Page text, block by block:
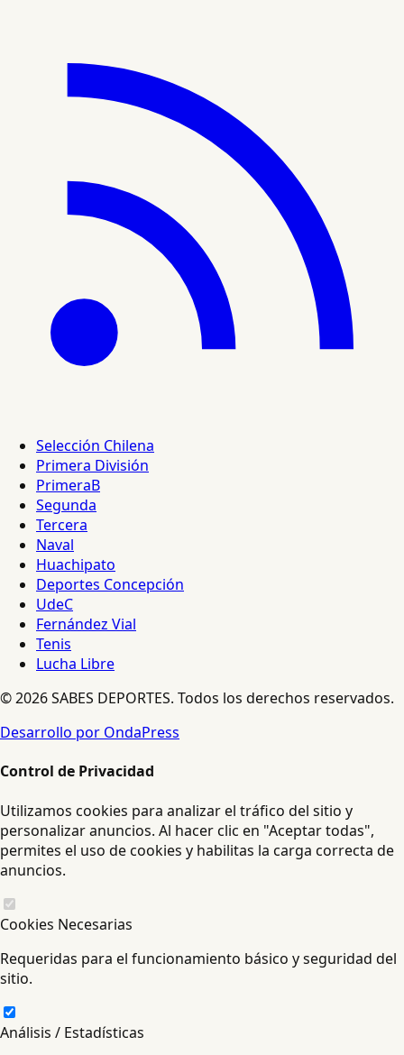
Selección Chilena
Primera División
PrimeraB
Segunda
Tercera
Naval
Huachipato
Deportes Concepción
UdeC
Fernández Vial
Tenis
Lucha Libre
© 2026 SABES DEPORTES. Todos los derechos reservados.
Desarrollo por OndaPress
Control de Privacidad
Utilizamos cookies para analizar el tráfico del sitio y
personalizar anuncios. Al hacer clic en "Aceptar todas",
permites el uso de cookies y habilitas la carga correcta de
anuncios.
Cookies Necesarias
Requeridas para el funcionamiento básico y seguridad del
sitio.
Análisis / Estadísticas